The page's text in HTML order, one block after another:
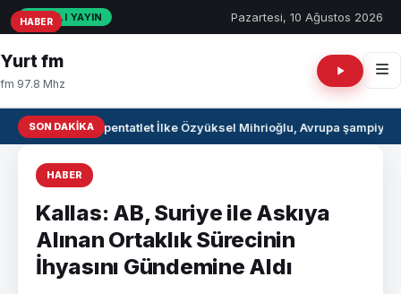
CANLI YAYIN Pazartesi, 10 Ağustos 2026
Yurt fm
fm 97.8 Mhz
SON DAKIKAMilli pentatlet İlke Özyüksel Mihrioğlu, Avrupa
HABER
Kallas: AB, Suriye ile Askıya
Alınan Ortaklık Sürecinin
İhyasını Gündemine Aldı
HABER
HABER
HABER